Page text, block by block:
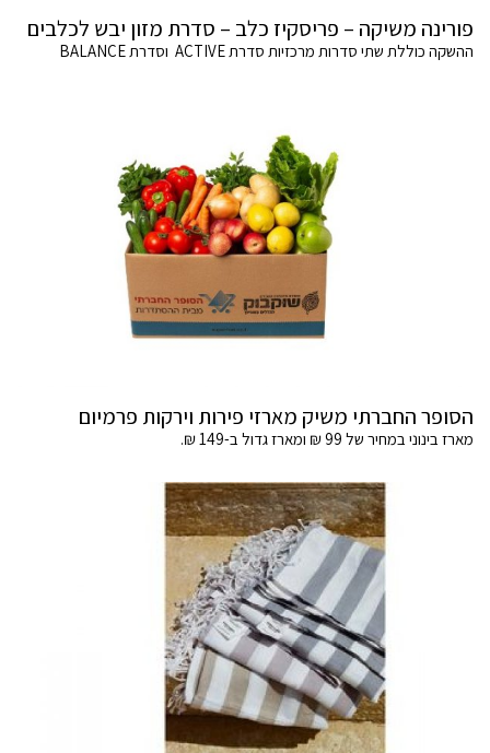
פורינה משיקה – פריסקיז כלב – סדרת מזון יבש לכלבים
ההשקה כוללת שתי סדרות מרכזיות סדרת ACTIVE וסדרת BALANCE
הסופר החברתי משיק מארזי פירות וירקות פרמיום
מארז בינוני במחיר של 99 ₪ ומארז גדול ב-149 ₪.